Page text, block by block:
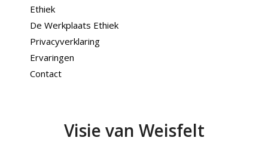
Ethiek
De Werkplaats Ethiek
Privacyverklaring
Ervaringen
Contact
Visie van Weisfelt